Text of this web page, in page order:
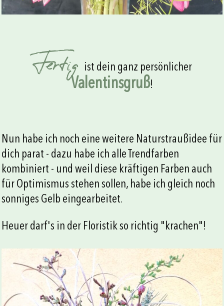
Fertig ist dein ganz persönlicher
Valentinsgruß!
Nun habe ich noch eine weitere Naturstraußidee für
dich parat - dazu habe ich alle Trendfarben
kombiniert - und weil diese kräftigen Farben auch
für Optimismus stehen sollen, habe ich gleich noch
sonniges Gelb eingearbeitet.
Heuer darf's in der Floristik so richtig "krachen"!